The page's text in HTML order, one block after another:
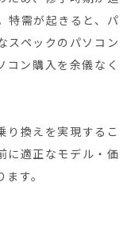
特需が起きると、パ
スペックのパソコン
コン購入を余儀なく
り換えを実現するこ
に適正なモデル・価
す。